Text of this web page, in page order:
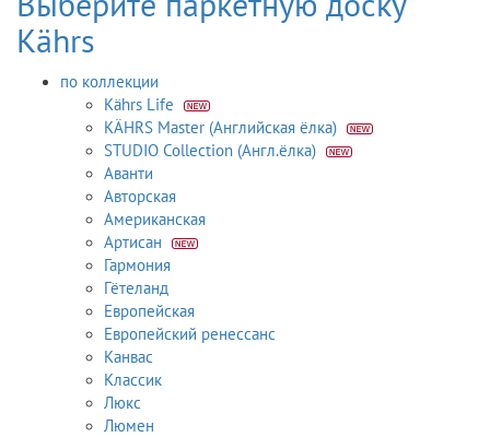
Kährs
по коллекции
Kährs Life
KÄHRS Master (Английская ёлка)
STUDIO Collection (Англ.ёлка)
Аванти
Авторская
Американская
Артисан
Гармония
Гётеланд
Европейская
Европейский ренессанс
Канвас
Классик
Люкс
Люмен